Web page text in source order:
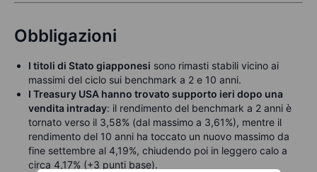
Obbligazioni
I titoli di Stato giapponesi sono rimasti stabili vicino ai
massimi del ciclo sui benchmark a 2 e 10 anni.
I Treasury USA hanno trovato supporto ieri dopo una
vendita intraday: il rendimento del benchmark a 2 anni è
tornato verso il 3,58% (dal massimo a 3,61%), mentre il
rendimento del 10 anni ha toccato un nuovo massimo da
fine settembre al 4,19%, chiudendo poi in leggero calo a
circa 4,17% (+3 punti base).